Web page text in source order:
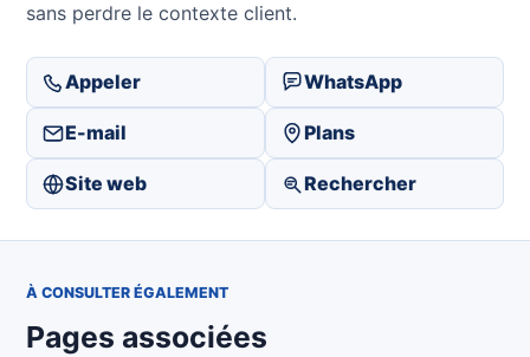
sans perdre le contexte client.
Appeler WhatsApp
E-mail Plans
Site web Rechercher
À CONSULTER ÉGALEMENT
Pages associées